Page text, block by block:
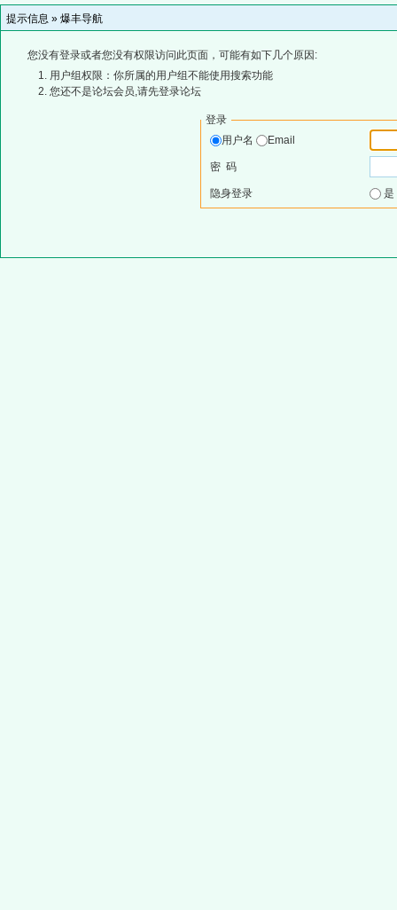
提示信息 » 爆丰导航
您没有登录或者您没有权限访问此页面，可能有如下几个原因:
用户组权限：你所属的用户组不能使用搜索功能
您还不是论坛会员,请先登录论坛
登录
用户名
Email
密 码
隐身登录